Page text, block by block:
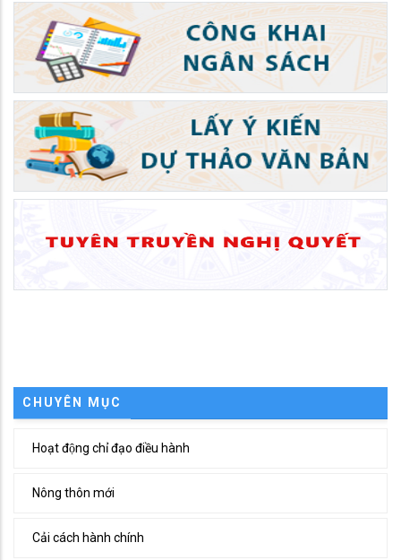
CHUYÊN MỤC
Hoạt động chỉ đạo điều hành
Nông thôn mới
Cải cách hành chính